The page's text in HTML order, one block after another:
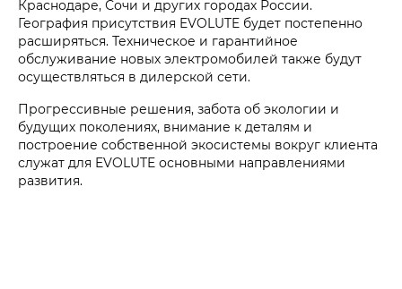
Краснодаре, Сочи и других городах России.
География присутствия EVOLUTE будет постепенно
расширяться. Техническое и гарантийное
обслуживание новых электромобилей также будут
осуществляться в дилерской сети.
Прогрессивные решения, забота об экологии и
будущих поколениях, внимание к деталям и
построение собственной экосистемы вокруг клиента
служат для EVOLUTE основными направлениями
развития.